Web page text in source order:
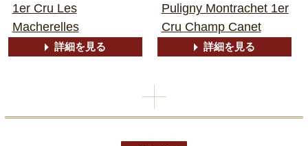
1er Cru Les
Macherelles
詳細を見る
Puligny Montrachet 1er
Cru Champ Canet
詳細を見る